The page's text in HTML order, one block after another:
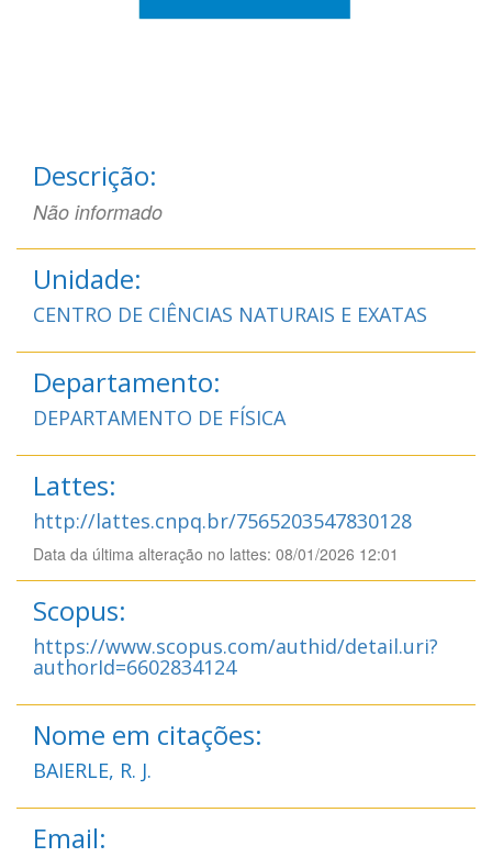
Descrição:
Não informado
Unidade:
CENTRO DE CIÊNCIAS NATURAIS E EXATAS
Departamento:
DEPARTAMENTO DE FÍSICA
Lattes:
http://lattes.cnpq.br/7565203547830128
Data da última alteração no lattes: 08/01/2026 12:01
Scopus:
https://www.scopus.com/authid/detail.uri?
authorId=6602834124
Nome em citações:
BAIERLE, R. J.
Email: